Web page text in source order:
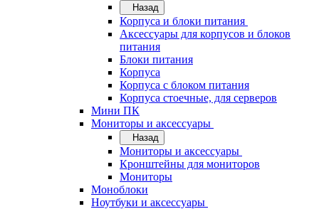
Назад
Корпуса и блоки питания
Аксессуары для корпусов и блоков
питания
Блоки питания
Корпуса
Корпуса с блоком питания
Корпуса стоечные, для серверов
Мини ПК
Мониторы и аксессуары
Назад
Мониторы и аксессуары
Кронштейны для мониторов
Мониторы
Моноблоки
Ноутбуки и аксессуары